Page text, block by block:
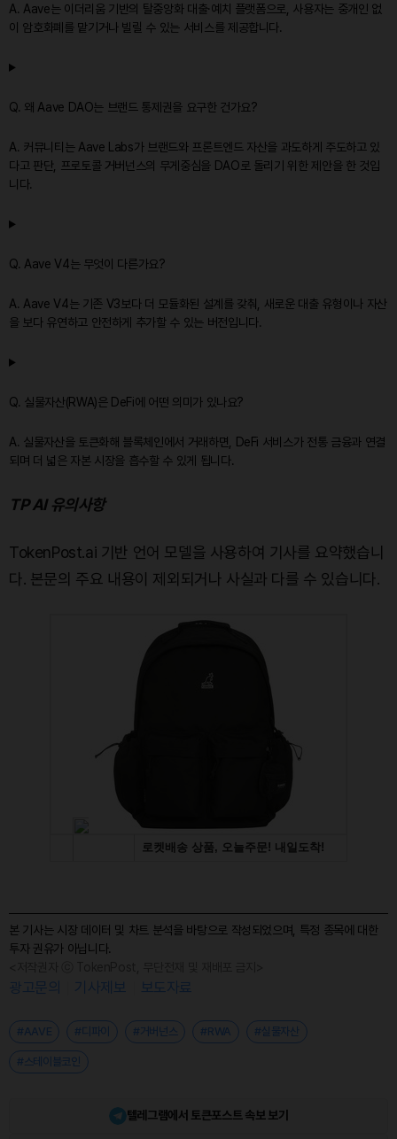
A. Aave는 이더리움 기반의 탈중앙화 대출·예치 플랫폼으로, 사용자는 중개인 없
이 암호화폐를 맡기거나 빌릴 수 있는 서비스를 제공합니다.
Q. 왜 Aave DAO는 브랜드 통제권을 요구한 건가요?
A. 커뮤니티는 Aave Labs가 브랜드와 프론트엔드 자산을 과도하게 주도하고 있
다고 판단, 프로토콜 거버넌스의 무게중심을 DAO로 돌리기 위한 제안을 한 것입
니다.
Q. Aave V4는 무엇이 다른가요?
A. Aave V4는 기존 V3보다 더 모듈화된 설계를 갖춰, 새로운 대출 유형이나 자산
을 보다 유연하고 안전하게 추가할 수 있는 버전입니다.
Q. 실물자산(RWA)은 DeFi에 어떤 의미가 있나요?
A. 실물자산을 토큰화해 블록체인에서 거래하면, DeFi 서비스가 전통 금융과 연결
되며 더 넓은 자본 시장을 흡수할 수 있게 됩니다.
TP AI 유의사항
TokenPost.ai 기반 언어 모델을 사용하여 기사를 요약했습니
다. 본문의 주요 내용이 제외되거나 사실과 다를 수 있습니다.
본 기사는 시장 데이터 및 차트 분석을 바탕으로 작성되었으며, 특정 종목에 대한
투자 권유가 아닙니다.
광고문의 기사제보 보도자료
#AAVE #디파이 #거버넌스 #RWA #실물자산
#스테이블코인
텔레그램에서 토큰포스트 속보 보기